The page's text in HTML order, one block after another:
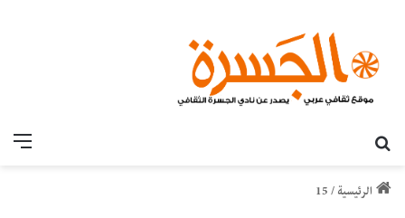
الرئيسية /
15